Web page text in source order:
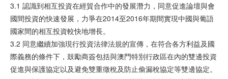
3.1 認識到相互投資在經貿合作中的發展潛力，同意促進論壇與會
國間投資的快速發展，力爭在2014至2016年期間實現中國與葡語
國家間的相互投資較快地增長。
3.2 同意繼續加強現行投資法律法規的宣傳，在符合各方利益及國
際義務的條件下，鼓勵商簽包括與澳門特別行政區在內的雙邊投資
促進與保護協定以及避免雙重徵稅及防止偷漏稅協定等雙邊協定。